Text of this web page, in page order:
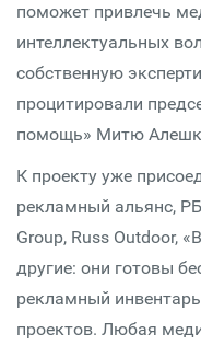
поможет привлечь
интеллектуальных
собственную
процитировали
помощь» Митю
К проекту уже
рекламный альянс,
Group, Russ Outdoor,
другие: они готовы
рекламный
проектов. Любая